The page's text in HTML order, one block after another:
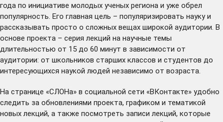
года по инициативе молодых ученых региона и уже обрел
популярность. Его главная цель – популяризировать науку и
рассказывать просто о сложных вещах широкой аудитории. В
основе проекта – серия лекций на научные темы
длительностью от 15 до 60 минут в зависимости от
аудитории: от школьников старших классов и студентов до
интересующихся наукой людей независимо от возраста.
На странице «СЛОНа» в социальной сети «ВКонтакте» удобно
следить за обновлениями проекта, графиком и тематикой
новых лекций, а также посмотреть записи лекций, которые